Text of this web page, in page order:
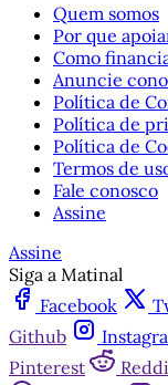
Quem somos
Por que
Como
Anuncie
Política de
Política de
Política de
Termos de
Fale conosco
Assine
Assine
Siga a Matinal
Facebook
Github
Pinterest